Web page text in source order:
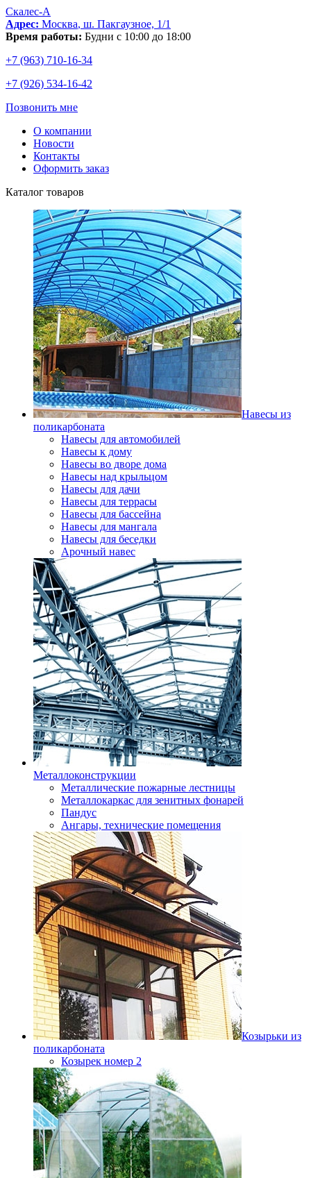
Скалес-А
Адрес: Москва, ш. Пакгаузное, 1/1
Время работы: Будни с 10:00 до 18:00
+7 (963) 710-16-34
+7 (926) 534-16-42
Позвонить мне
О компании
Новости
Контакты
Оформить заказ
Каталог товаров
Навесы из
поликарбоната
Навесы для автомобилей
Навесы к дому
Навесы во дворе дома
Навесы над крыльцом
Навесы для дачи
Навесы для террасы
Навесы для бассейна
Навесы для мангала
Навесы для беседки
Арочный навес
Металлоконструкции
Металлические пожарные лестницы
Металлокаркас для зенитных фонарей
Пандус
Ангары, технические помещения
Козырьки из
поликарбоната
Козырек номер 2